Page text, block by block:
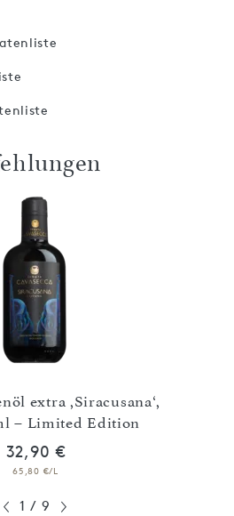
extra ,Siracusana‘,
– Limited Edition
32,90 €
65,80 €/L
1 / 9